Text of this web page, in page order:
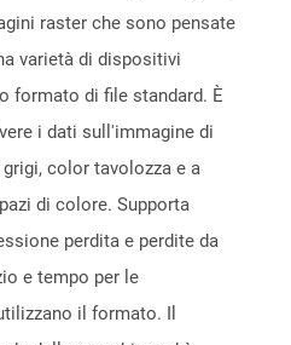
raster che sono pensate
varietà di dispositivi
formato di file standard. È
i dati sull'immagine di
color tavolozza e a
di colore. Supporta
perdita e perdite da
e tempo per le
il formato. Il